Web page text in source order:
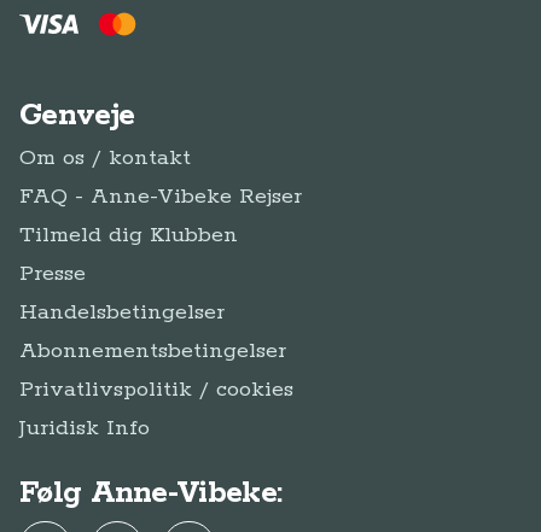
Genveje
Om os / kontakt
FAQ - Anne-Vibeke Rejser
Tilmeld dig Klubben
Presse
Handelsbetingelser
Abonnementsbetingelser
Privatlivspolitik / cookies
Juridisk Info
Følg Anne-Vibeke: